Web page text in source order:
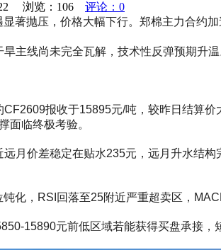
浏览： 106
评论：0
著抛压，价格大幅下行。郑棉主力合约
主线尚未完全瓦解，技术性反弹预期升温
报收于15895元/吨，较昨日结算
面临终极考验。
月价差稳定在贴水235元，远月升水结
化，RSI回落至25附近严重超卖区，
15890元前低区域若能获得买盘承接，